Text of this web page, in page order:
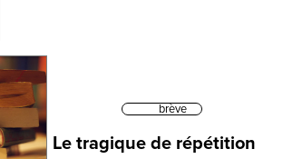
brève
Le tragique de répétition